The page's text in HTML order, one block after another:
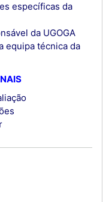
específicas da
da UGOGA
equipa técnica da